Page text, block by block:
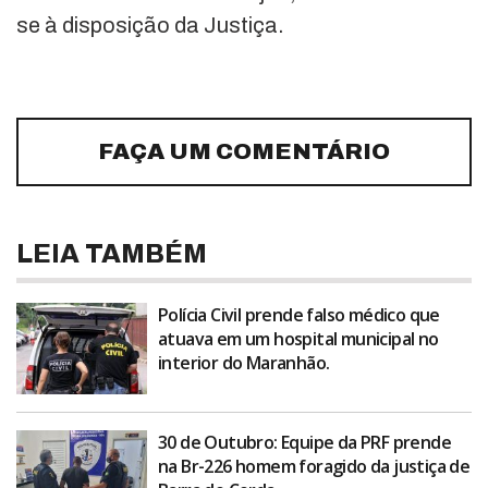
se à disposição da Justiça.
FAÇA UM COMENTÁRIO
LEIA TAMBÉM
Polícia Civil prende falso médico que
atuava em um hospital municipal no
interior do Maranhão.
30 de Outubro: Equipe da PRF prende
na Br-226 homem foragido da justiça de